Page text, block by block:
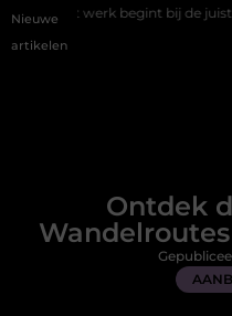
Nieuwe
artikelen
bij de juiste stretch werkbroek
Ontdek